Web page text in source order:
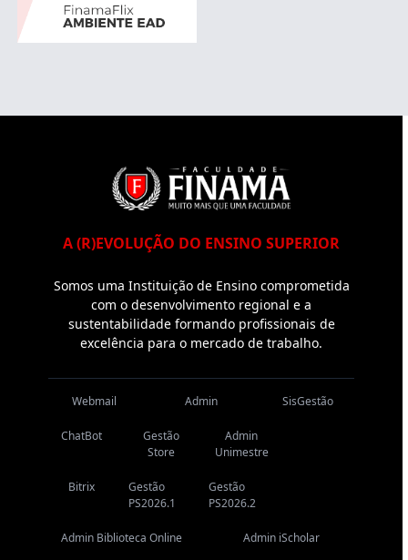
A (R)EVOLUÇÃO DO ENSINO SUPERIOR
Somos uma Instituição de Ensino comprometida
com o desenvolvimento regional e a
sustentabilidade formando profissionais de
excelência para o mercado de trabalho.
Webmail Admin SisGestão
ChatBot
Gestão
Store
Admin
Unimestre
Bitrix
Gestão
PS2026.1
Gestão
PS2026.2
Admin Biblioteca Online Admin iScholar